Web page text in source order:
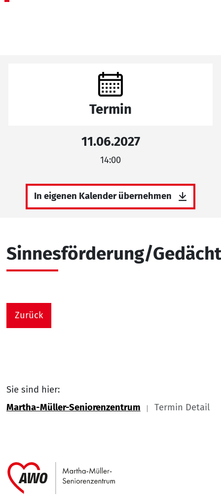
Sinnesförderung/
Termin
11.06.2027
14:00
In eigenen Kalender übernehmen
Zurück
Sie sind hier:
Martha-Müller-Seniorenzentrum
Termin Detail